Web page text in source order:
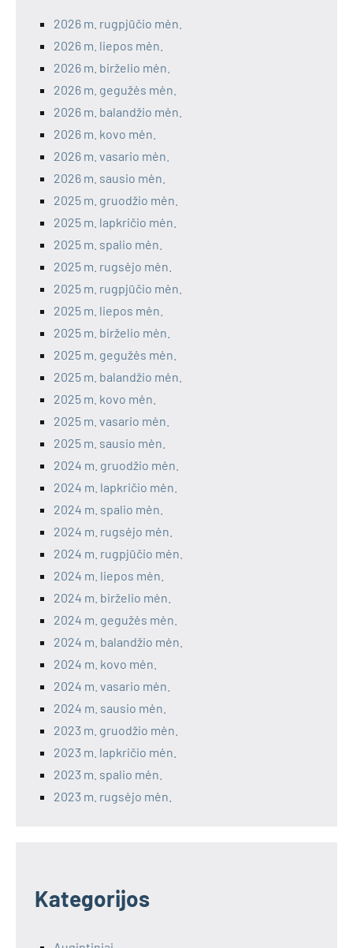
2026 m. rugpjūčio mėn.
2026 m. liepos mėn.
2026 m. birželio mėn.
2026 m. gegužės mėn.
2026 m. balandžio mėn.
2026 m. kovo mėn.
2026 m. vasario mėn.
2026 m. sausio mėn.
2025 m. gruodžio mėn.
2025 m. lapkričio mėn.
2025 m. spalio mėn.
2025 m. rugsėjo mėn.
2025 m. rugpjūčio mėn.
2025 m. liepos mėn.
2025 m. birželio mėn.
2025 m. gegužės mėn.
2025 m. balandžio mėn.
2025 m. kovo mėn.
2025 m. vasario mėn.
2025 m. sausio mėn.
2024 m. gruodžio mėn.
2024 m. lapkričio mėn.
2024 m. spalio mėn.
2024 m. rugsėjo mėn.
2024 m. rugpjūčio mėn.
2024 m. liepos mėn.
2024 m. birželio mėn.
2024 m. gegužės mėn.
2024 m. balandžio mėn.
2024 m. kovo mėn.
2024 m. vasario mėn.
2024 m. sausio mėn.
2023 m. gruodžio mėn.
2023 m. lapkričio mėn.
2023 m. spalio mėn.
2023 m. rugsėjo mėn.
Kategorijos